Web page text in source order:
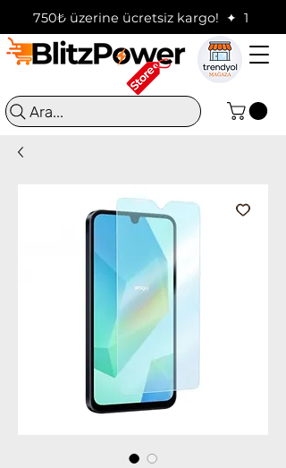
750₺ üzerine ücretsiz kargo!  ✦
Ara...